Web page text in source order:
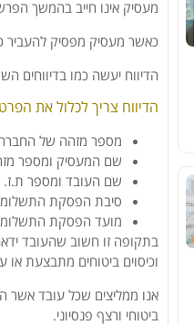
מעסיק אינו חייב בהמשך
כאשר מעסיק מפסיק להעביר
הדיווח יעשה כמו בדיווחים
הדיווח צריך לכלול את
מספר מזהה של
שם המעסיק ומספר
שם העובד ומספר
סיבת הפסקת
מועד הפסקת
בתקופה זו חשוב שהעובד
וכיסוים ביטוחים מתבצעת
אנו ממליצים שכל עובד אשר
ביטוחי ורצף פנסיוני.